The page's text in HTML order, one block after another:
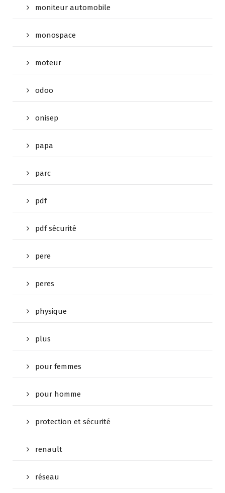
moniteur automobile
monospace
moteur
odoo
onisep
papa
parc
pdf
pdf sécurité
pere
peres
physique
plus
pour femmes
pour homme
protection et sécurité
renault
réseau